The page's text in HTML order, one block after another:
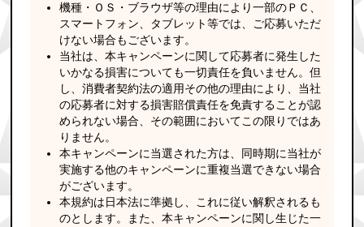
機種・ＯＳ・ブラウザ等の理由により一部のＰＣ、
スマートフォン、タブレット等では、ご応募いただ
けない場合もございます。
当社は、本キャンペーンに関して応募者に発生した
いかなる損害についても一切責任を負いません。但
し、消費者契約法の適用その他の理由により、当社
の応募者に対する損害賠償責任を免責することが認
められない場合、その範囲においてこの限りではあ
りません。
本キャンペーンに当選された方は、同時期に当社が
実施する他のキャンペーンに重複当選できない場合
がございます。
本規約は日本法に準拠し、これに従い解釈されるも
のとします。また、本キャンペーンに関し生じた一